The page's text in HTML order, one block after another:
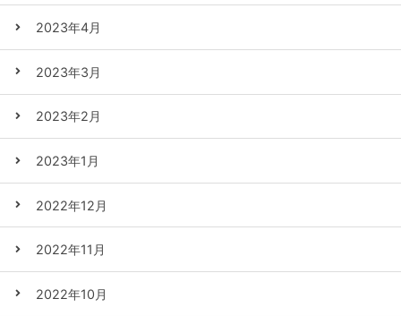
2023年4月
2023年3月
2023年2月
2023年1月
2022年12月
2022年11月
2022年10月